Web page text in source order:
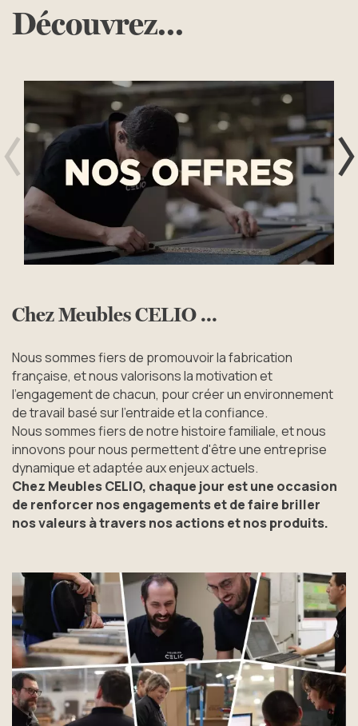
Découvrez...
Précédent
Chez Meubles CELIO ...
Nous sommes fiers de promouvoir la fabrication
française, et nous valorisons la motivation et
l'engagement de chacun, pour créer un environnement
de travail basé sur l'entraide et la confiance.
Nous sommes fiers de notre histoire familiale, et nous
innovons pour nous permettent d'être une entreprise
dynamique et adaptée aux enjeux actuels.
Chez Meubles CELIO, chaque jour est une occasion
de renforcer nos engagements et de faire briller
nos valeurs à travers nos actions et nos produits.